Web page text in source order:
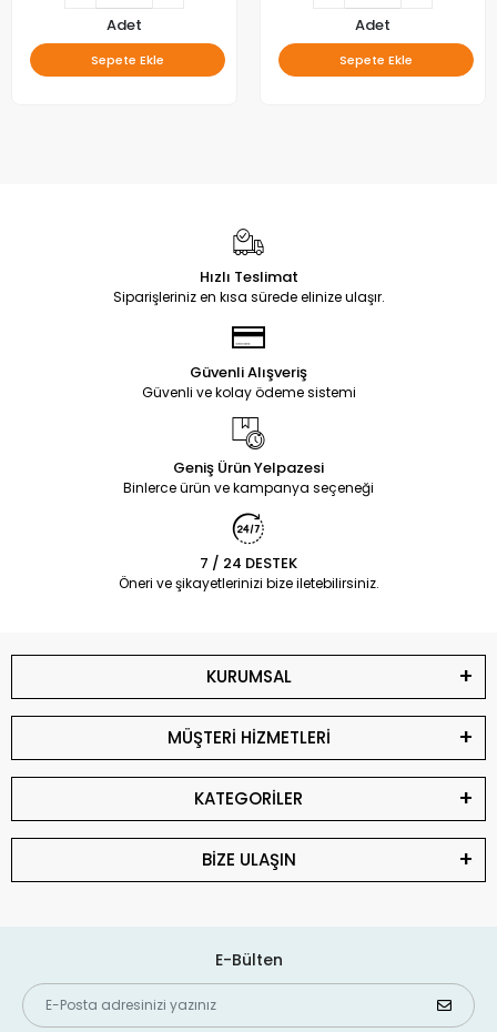
Adet
Sepete Ekle
Adet
Sepete Ekle
Hızlı Teslimat
Siparişleriniz en kısa sürede elinize ulaşır.
Güvenli Alışveriş
Güvenli ve kolay ödeme sistemi
Geniş Ürün Yelpazesi
Binlerce ürün ve kampanya seçeneği
7 / 24 DESTEK
Öneri ve şikayetlerinizi bize iletebilirsiniz.
KURUMSAL
MÜŞTERİ HİZMETLERİ
KATEGORİLER
BİZE ULAŞIN
E-Bülten